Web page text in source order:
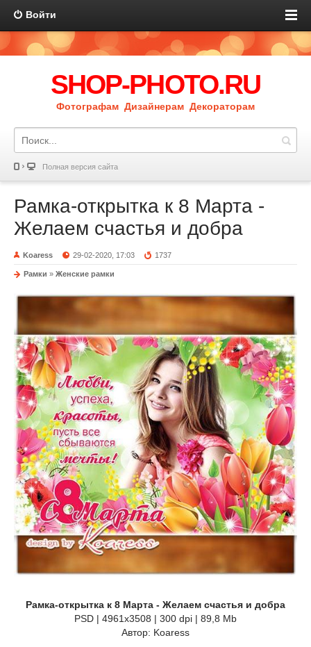
Войти
SHOP-PHOTO.RU
Фотографам Дизайнерам Декораторам
Полная версия сайта
Рамка-открытка к 8 Марта -
Желаем счастья и добра
Koaress 29-02-2020, 17:03 1737
Рамки » Женские рамки
Рамка-открытка к 8 Марта - Желаем счастья и добра
PSD | 4961x3508 | 300 dpi | 89,8 Mb
Автор: Koaress